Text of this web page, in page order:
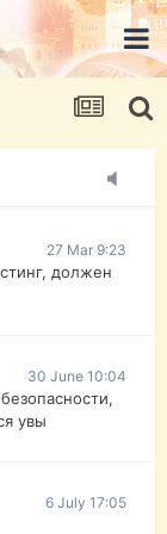
ua.com/
27 Mar 9:23
должен
30 June 10:04
увы
6 July 17:05